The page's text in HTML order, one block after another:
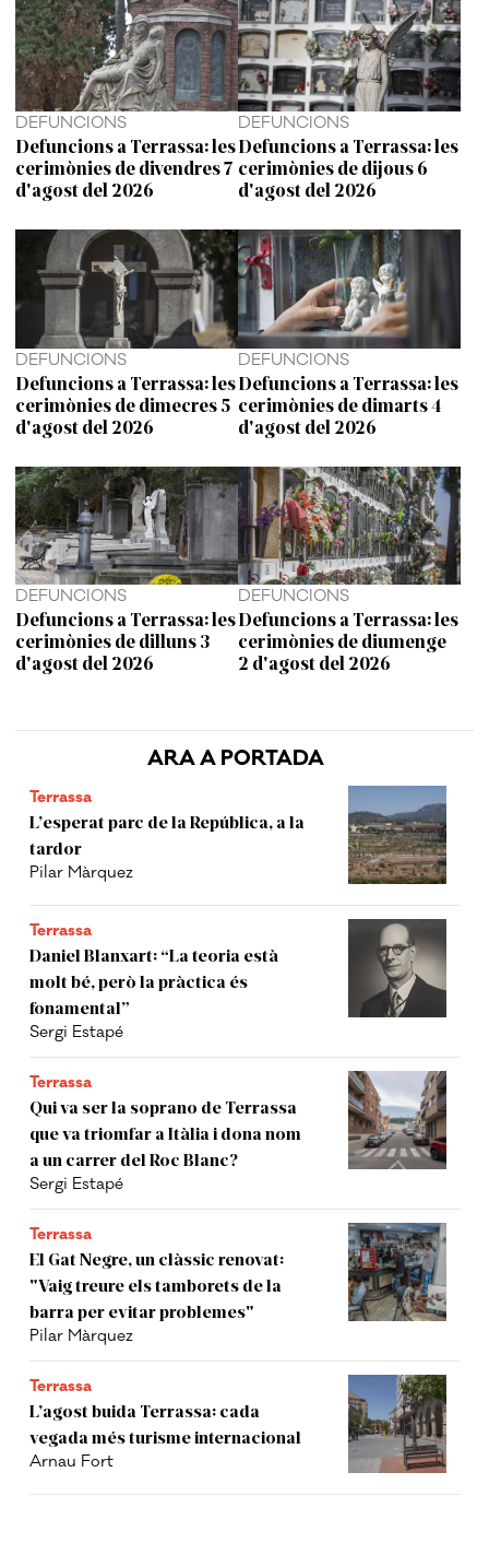
ARA A PORTADA
Terrassa
L’esperat parc de la República, a la
tardor
Pilar Màrquez
Terrassa
Daniel Blanxart: “La teoria està
molt bé, però la pràctica és
fonamental”
Sergi Estapé
Terrassa
Qui va ser la soprano de Terrassa
que va triomfar a Itàlia i dona nom
a un carrer del Roc Blanc?
Sergi Estapé
Terrassa
El Gat Negre, un clàssic renovat:
"Vaig treure els tamborets de la
barra per evitar problemes"
Pilar Màrquez
Terrassa
L’agost buida Terrassa: cada
vegada més turisme internacional
Arnau Fort
DEFUNCIONS
Defuncions a Terrassa: les
cerimònies de divendres 7
d'agost del 2026
DEFUNCIONS
Defuncions a Terrassa: les
cerimònies de dijous 6
d'agost del 2026
DEFUNCIONS
Defuncions a Terrassa: les
cerimònies de dimecres 5
d'agost del 2026
DEFUNCIONS
Defuncions a Terrassa: les
cerimònies de dimarts 4
d'agost del 2026
DEFUNCIONS
Defuncions a Terrassa: les
cerimònies de dilluns 3
d'agost del 2026
DEFUNCIONS
Defuncions a Terrassa: les
cerimònies de diumenge
2 d'agost del 2026